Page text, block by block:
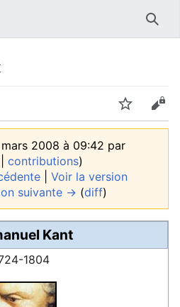
Suivre
2008 à 09:42 par
contributions)
Voir la version
suivante → (diff)
Kant
1804